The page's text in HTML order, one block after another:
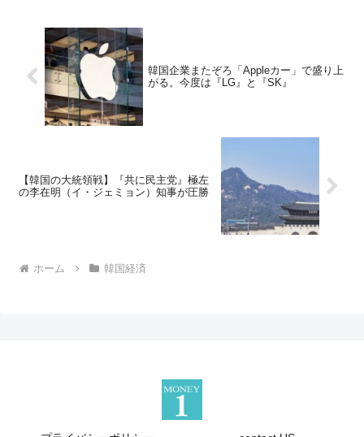
韓国企業またぞろ「Appleカー」で盛り上
がる。今度は『LG』と『SK』
【韓国の大統領戦】『共に民主党』極左
の李在明（イ・ジェミョン）知事が圧勝
ホーム 韓国経済